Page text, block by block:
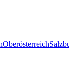
Oberösterreich